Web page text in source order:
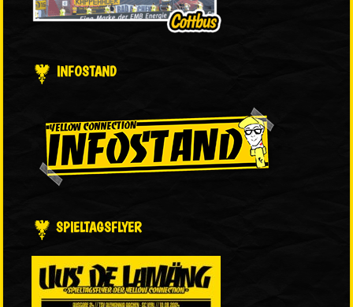
INFOSTAND
SPIELTAGSFLYER